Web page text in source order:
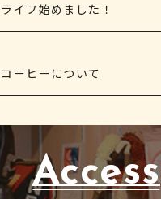
イフ始めました！
ーヒーについて
Access